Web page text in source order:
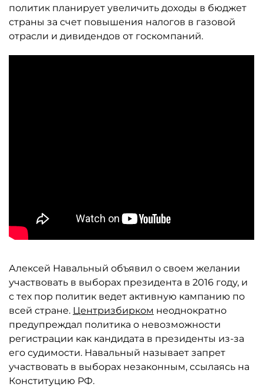
политик планирует увеличить доходы в бюджет
страны за счет повышения налогов в газовой
отрасли и дивидендов от госкомпаний.
Алексей Навальный объявил о своем желании
участвовать в выборах президента в 2016 году, и
с тех пор политик ведет активную кампанию по
всей стране. Центризбирком неоднократно
предупреждал политика о невозможности
регистрации как кандидата в президенты из-за
его судимости. Навальный называет запрет
участвовать в выборах незаконным, ссылаясь на
Конституцию РФ.